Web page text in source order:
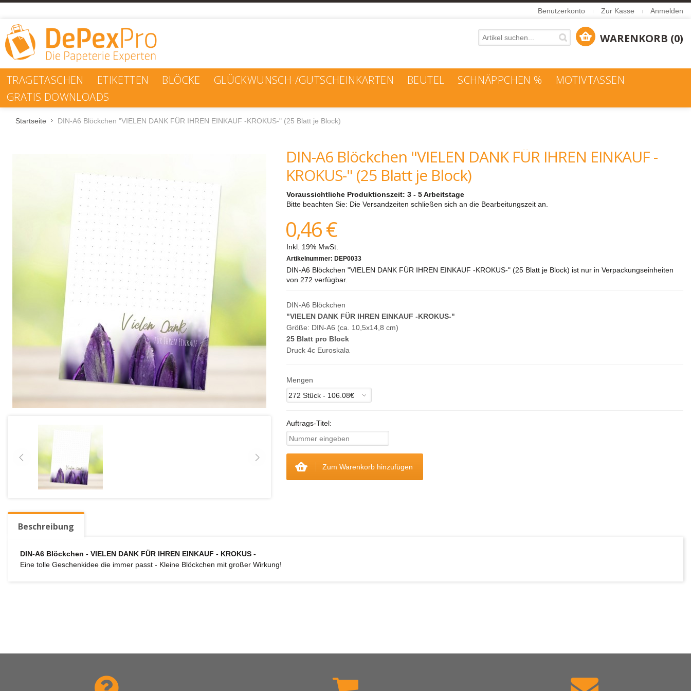
Benutzerkonto Zur Kasse Anmelden
TRAGETASCHEN ETIKETTEN BLÖCKE GLÜCKWUNSCH-/GUTSCHEINKARTEN BEUTEL SCHNÄPPCHEN %
MOTIVTASSEN
GRATIS DOWNLOADS
WARENKORB (0)
Startseite DIN-A6 Blöckchen "VIELEN DANK FÜR IHREN EINKAUF -KROKUS-" (25 Blatt je Block)
DIN-A6 Blöckchen "VIELEN DANK FÜR IHREN EINKAUF -
KROKUS-" (25 Blatt je Block)
Voraussichtliche Produktionszeit: 3 - 5 Arbeitstage
Bitte beachten Sie: Die Versandzeiten schließen sich an die Bearbeitungszeit an.
0,46 €
Inkl. 19% MwSt.
Artikelnummer: DEP0033
DIN-A6 Blöckchen "VIELEN DANK FÜR IHREN EINKAUF -KROKUS-" (25 Blatt je Block) ist nur in Verpackungseinheiten
von 272 verfügbar.
DIN-A6 Blöckchen
"VIELEN DANK FÜR IHREN EINKAUF -KROKUS-"
Größe: DIN-A6 (ca. 10,5x14,8 cm)
25 Blatt pro Block
Druck 4c Euroskala
Mengen
Auftrags-Titel:
Zum Warenkorb hinzufügen
Beschreibung
DIN-A6 Blöckchen - VIELEN DANK FÜR IHREN EINKAUF - KROKUS -
Eine tolle Geschenkidee die immer passt - Kleine Blöckchen mit großer Wirkung!